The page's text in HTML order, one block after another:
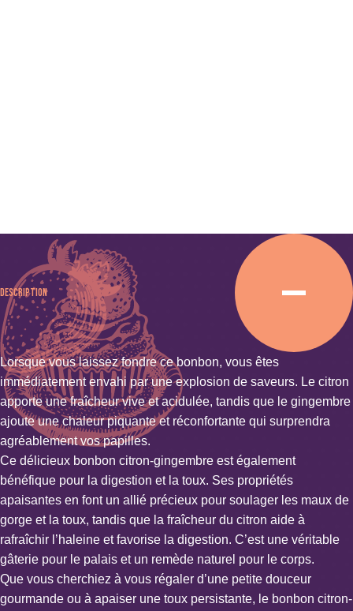
Description
Lorsque vous laissez fondre ce bonbon, vous êtes
immédiatement envahi par une explosion de saveurs. Le citron
apporte une fraîcheur vive et acidulée, tandis que le gingembre
ajoute une chaleur piquante et réconfortante qui surprendra
agréablement vos papilles.
Ce délicieux bonbon citron-gingembre est également
bénéfique pour la digestion et la toux. Ses propriétés
apaisantes en font un allié précieux pour soulager les maux de
gorge et la toux, tandis que la fraîcheur du citron aide à
rafraîchir l’haleine et favorise la digestion. C’est une véritable
gâterie pour le palais et un remède naturel pour le corps.
Que vous cherchiez à vous régaler d’une petite douceur
gourmande ou à apaiser une toux persistante, le bonbon citron-